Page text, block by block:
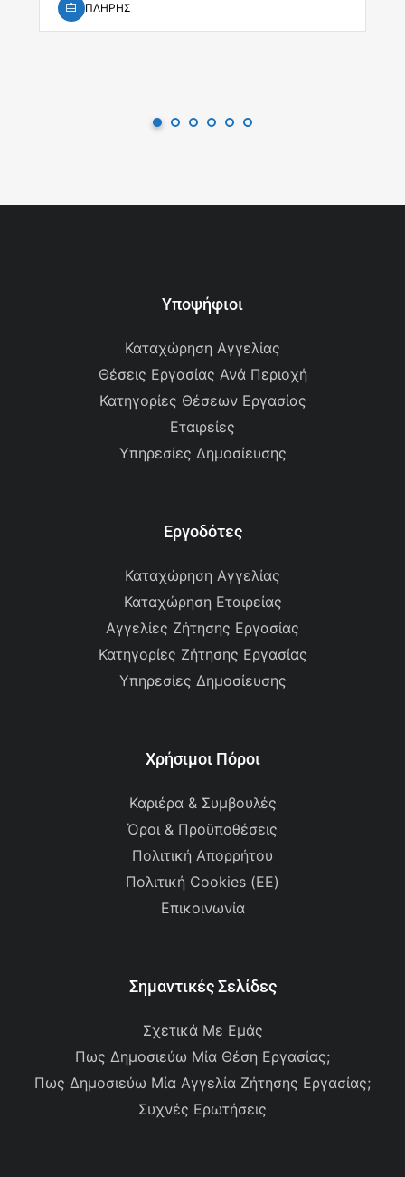
ΠΛΗΡΗΣ
Υποψήφιοι
Καταχώρηση Αγγελίας
Θέσεις Εργασίας Ανά Περιοχή
Κατηγορίες Θέσεων Εργασίας
Εταιρείες
Υπηρεσίες Δημοσίευσης
Εργοδότες
Καταχώρηση Αγγελίας
Καταχώρηση Εταιρείας
Αγγελίες Ζήτησης Εργασίας
Κατηγορίες Ζήτησης Εργασίας
Υπηρεσίες Δημοσίευσης
Χρήσιμοι Πόροι
Καριέρα & Συμβουλές
Όροι & Προϋποθέσεις
Πολιτική Απορρήτου
Πολιτική Cookies (ΕΕ)
Επικοινωνία
Σημαντικές Σελίδες
Σχετικά Με Εμάς
Πως Δημοσιεύω Μία Θέση Εργασίας;
Πως Δημοσιεύω Μία Αγγελία Ζήτησης Εργασίας;
Συχνές Ερωτήσεις